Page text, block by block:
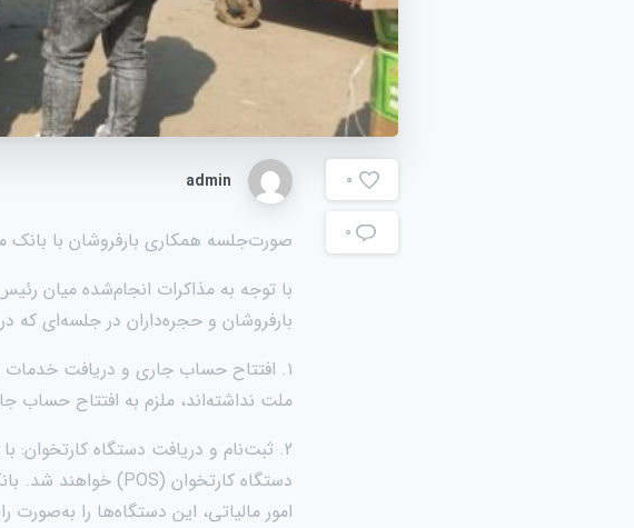
0
۰
admin
صورت‌جلسه همکاری بارفروشان با بانک
با توجه به مذاکرات انجام‌شده میان
بارفروشان و حجره‌داران در جلسه‌ای که در
۱. افتتاح حساب جاری و دریافت خدمات
ملت نداشته‌اند، ملزم به افتتاح حساب
2. ثبت‌نام و دریافت دستگاه
امور مالیاتی، این دستگاه‌ها را به‌صورت